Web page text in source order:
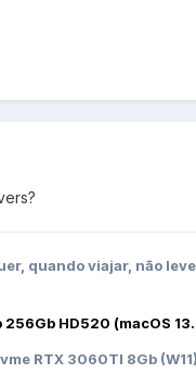
quando viajar, não
HD520 (macOS
RTX 3060TI 8Gb (W11)